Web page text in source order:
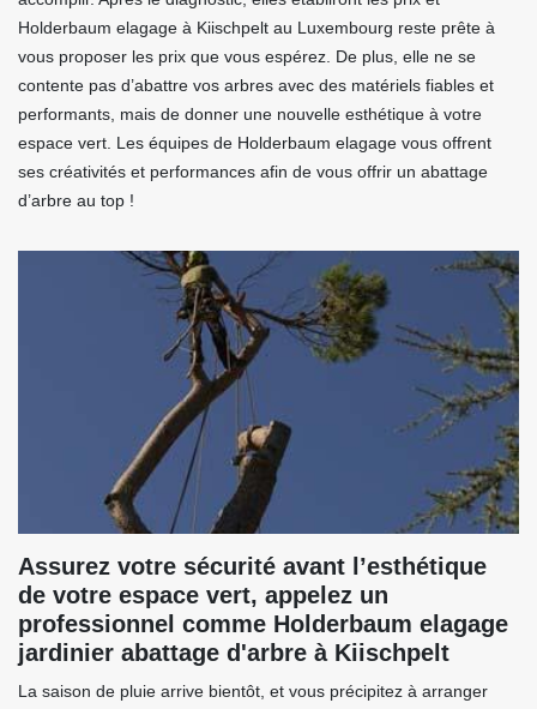
Holderbaum elagage à Kiischpelt au Luxembourg reste prête à
vous proposer les prix que vous espérez. De plus, elle ne se
contente pas d’abattre vos arbres avec des matériels fiables et
performants, mais de donner une nouvelle esthétique à votre
espace vert. Les équipes de Holderbaum elagage vous offrent
ses créativités et performances afin de vous offrir un abattage
d’arbre au top !
Assurez votre sécurité avant l’esthétique
de votre espace vert, appelez un
professionnel comme Holderbaum elagage
jardinier abattage d'arbre à Kiischpelt
La saison de pluie arrive bientôt, et vous précipitez à arranger